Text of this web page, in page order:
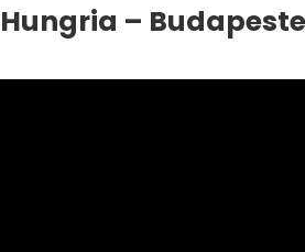
Hungria –